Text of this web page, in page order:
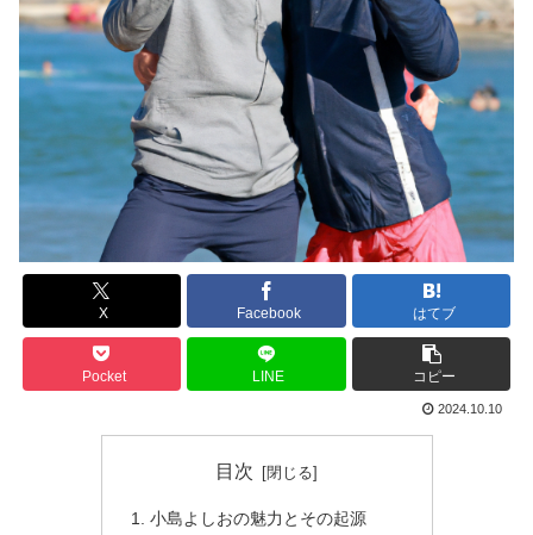
X Facebook はてブ
Pocket LINE コピー
2024.10.10
目次
小島よしおの魅力とその起源